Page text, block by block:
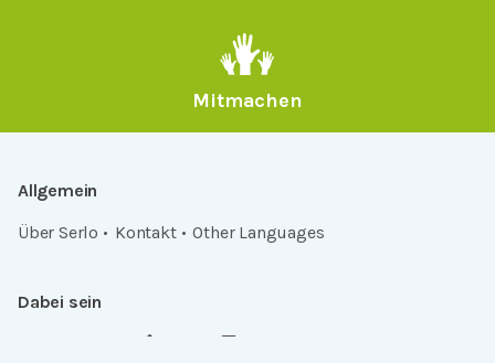
Mitmachen
Allgemein
Über Serlo
Kontakt Other Languages
Dabei sein